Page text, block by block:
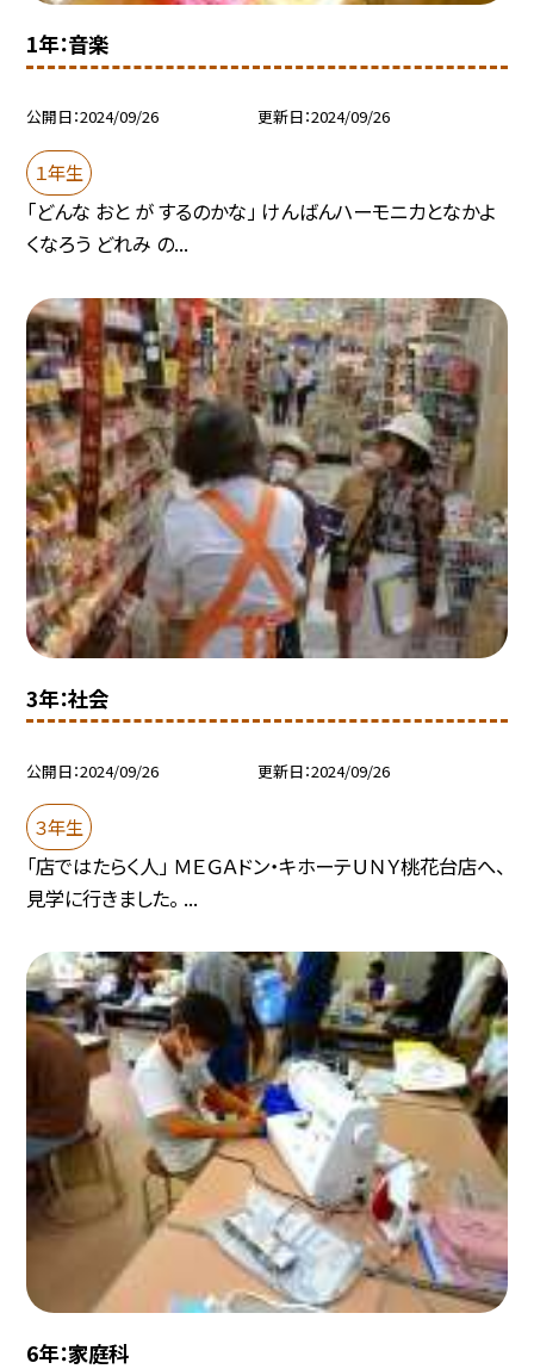
1年：音楽
公開日 2024/09/26 更新日 2024/09/26
１年生
「どんな おと が するのかな」 けんばんハーモニカとなかよ
くなろう どれみ の...
3年：社会
公開日 2024/09/26 更新日 2024/09/26
３年生
「店ではたらく人」 ＭＥＧＡドン・キホーテＵＮＹ桃花台店へ、
見学に行きました。 ...
6年：家庭科